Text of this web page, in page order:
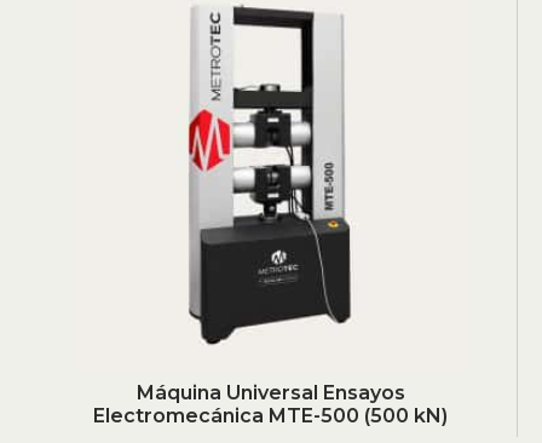
Máquina Universal Ensayos
Electromecánica MTE-500 (500 kN)